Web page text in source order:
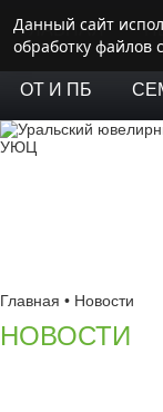
ГЛАВНАЯ
ОТ И ПБ
Главная • Новости
НОВОСТИ
Данный сайт
обработку файлов